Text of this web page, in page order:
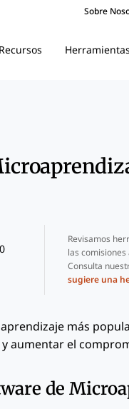
Sobre
Recursos Herramientas
Revisamos
las
Consulta
sugiere una
más
aumentar el
de